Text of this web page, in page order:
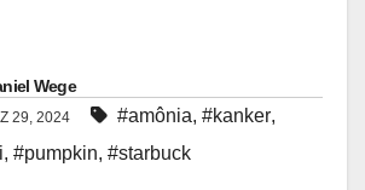
Wege
29, 2024 #amônia, #kanker,
, #pumpkin, #starbuck